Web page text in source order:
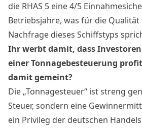
die RHAS 5 eine 4/5
Betriebsjahre, was für die
Nachfrage dieses Schiffstyps
Ihr werbt damit, dass
einer Tonnagebesteuerung
damit gemeint?
Die „Tonnagesteuer“ ist streng
Steuer, sondern eine
ein Privileg der deutschen